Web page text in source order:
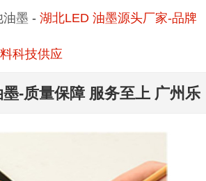
油墨 - 湖北LED 油墨源头厂家-品牌
科技供应
-质量保障 服务至上 广州乐